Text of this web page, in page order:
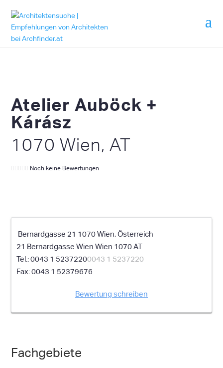
Atelier Auböck +
Kárász
1070 Wien, AT
Noch keine Bewertungen
Bernardgasse 21 1070 Wien, Österreich
21 Bernardgasse Wien Wien 1070 AT
0043 1 52372200043 1 5237220
0043 1 52379676
Bewertung schreiben
Fachgebiete